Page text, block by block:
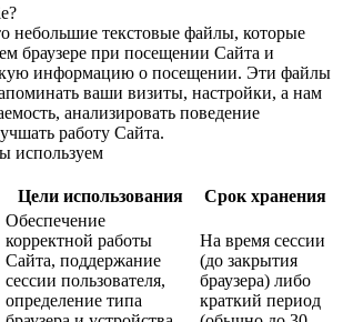
текстовые файлы, которые
браузере при посещении Сайта и
информацию о посещении. Эти файлы
ваши визиты, настройки, а нам
анализировать поведение
работу Сайта.
используем
Цели использования Срок хранения
Обеспечение
корректной работы
Сайта, поддержание
сессии пользователя,
определение типа
На время сессии
(до закрытия
браузера) либо
краткий период